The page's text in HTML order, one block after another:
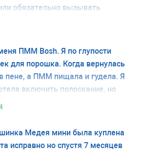
обязательно вызывать
ПММ Bosh. Я по глупости
для порошка. Когда вернулась
пене, а ПММ пищала и гудела. Я
включить полоскание, но
трещит даже в выключенном
а сама ПММ не работает. Можно
?
Медея мини была куплена
исправно но спустя 7 месяцев